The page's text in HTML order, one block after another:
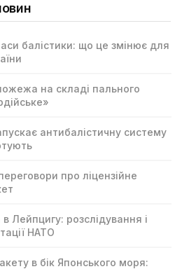
балістики: що це змінює для
на складі пального
антибалістичну систему
про ліцензійне
Лейпцигу: розслідування і
НАТО
в бік Японського моря: